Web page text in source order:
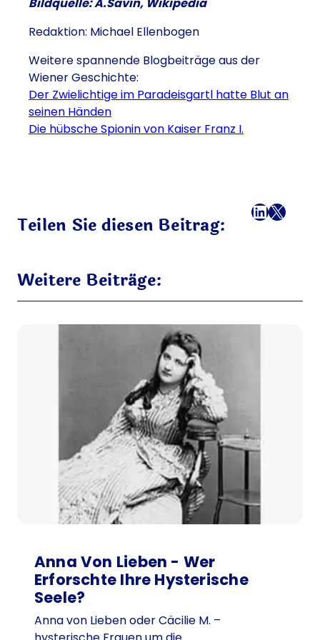
Redaktion: Michael Ellenbogen
Weitere spannende Blogbeiträge aus der
Wiener Geschichte:
Der Zwielichtige im Paradeisgartl hatte Blut an
seinen Händen
Die hübsche Spionin von Kaiser Franz I.
Teilen Sie diesen Beitrag:
Facebook
LinkedIn
X E-Mail
Weitere Beiträge:
Anna Von Lieben - Wer
Erforschte Ihre Hysterische
Seele?
Anna von Lieben oder Cäcilie M. –